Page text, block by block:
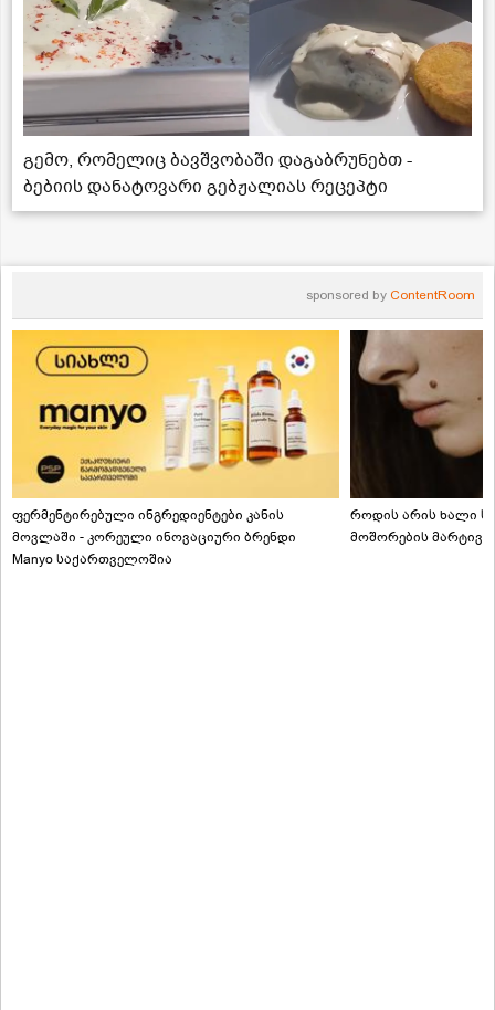
გემო, რომელიც ბავშვობაში დაგაბრუნებთ -
ბებიის დანატოვარი გებჟალიას რეცეპტი
sponsored by ContentRoom
ფერმენტირებული ინგრედიენტები კანის
მოვლაში - კორეული ინოვაციური ბრენდი
Manyo საქართველოშია
როდის არის ხალი
მოშორების